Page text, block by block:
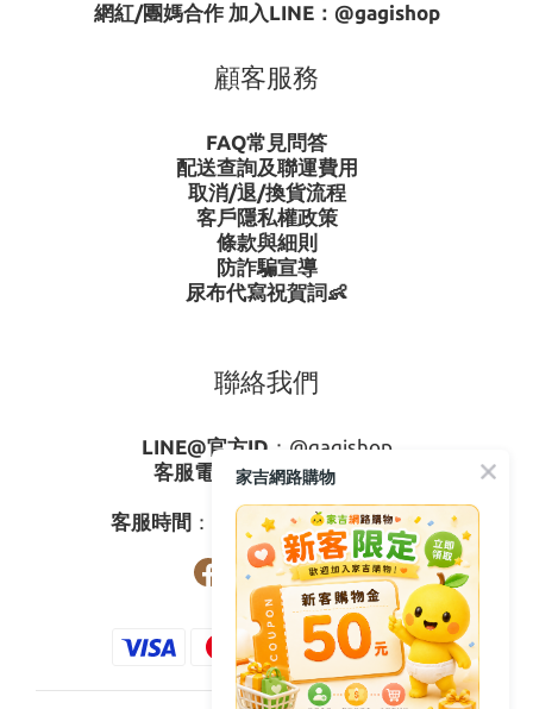
網紅/團媽合作 加入LINE： @gagishop
顧客服務
FAQ常見問答
配送查詢及聯運費用
取消/退/換貨流程
客戶隱私權政策
條款與細則
防詐騙宣導
尿布代寫祝賀詞👶
聯絡我們
LINE@官方ID ： @gagishop
客服電話 ：0800-273795
客服時間 ：週一至週五08:30-17:30
家吉網路購物